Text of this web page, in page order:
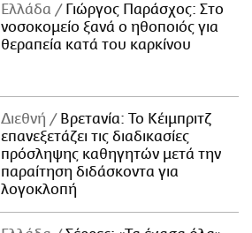
Ελλάδα
Γιώργος Παράσχος: Στο
νοσοκομείο ξανά ο ηθοποιός για
θεραπεία κατά του καρκίνου
Διεθνή
Βρετανία: Το Κέιμπριτζ
επανεξετάζει τις διαδικασίες
πρόσληψης καθηγητών μετά την
παραίτηση διδάσκοντα για
λογοκλοπή